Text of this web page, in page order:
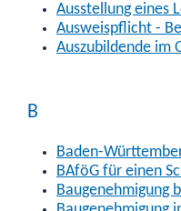
Ausstellung eines
Ausweispflicht -
Auszubildende im
B
Baden-
BAföG für einen
Baugenehmigung